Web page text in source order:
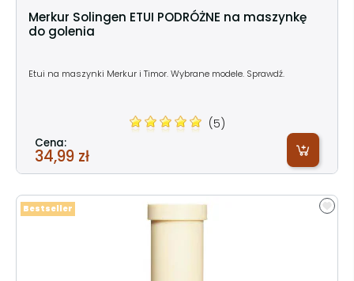
Merkur Solingen ETUI PODRÓŻNE na maszynkę
do golenia
Etui na maszynki Merkur i Timor. Wybrane modele. Sprawdź.
(5)
Cena:
34,99 zł
Bestseller